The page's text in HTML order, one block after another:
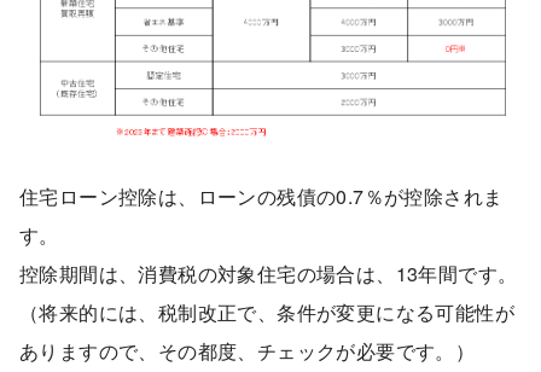
住宅ローン控除は、ローンの残債の0.7％が控除されま
す。
控除期間は、消費税の対象住宅の場合は、13年間です。
（将来的には、税制改正で、条件が変更になる可能性が
ありますので、その都度、チェックが必要です。）